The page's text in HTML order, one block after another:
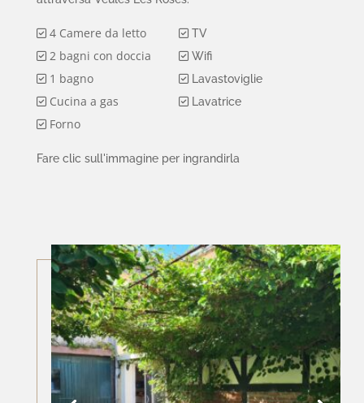
4 Camere da letto
2 bagni con doccia
1 bagno
Cucina a gas
Forno
TV
Wifi
Lavastoviglie
Lavatrice
Fare clic sull'immagine per ingrandirla